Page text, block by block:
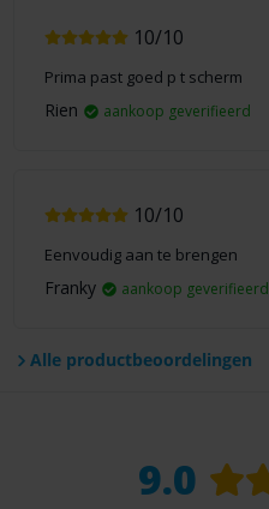
10/10
Prima past goed p t scherm
Rien aankoop geverifieerd
10/10
Eenvoudig aan te brengen
Franky aankoop geverifieerd
Alle productbeoordelingen
9.0